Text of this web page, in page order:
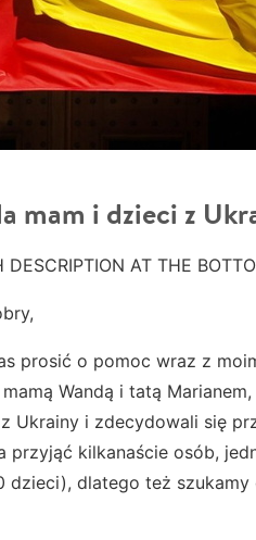
mam i dzieci z
AT THE
prosić o pomoc wraz z
mamą Wandą i tatą
Ukrainy i zdecydowali się
przyjąć kilkanaście osób,
dzieci), dlatego też